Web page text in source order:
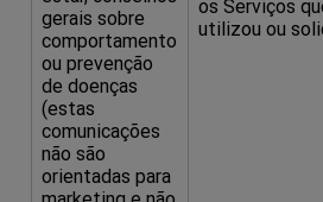
gerais sobre
comportamento
ou prevenção
de doenças
(estas
comunicações
não são
orientadas para
utilizou ou